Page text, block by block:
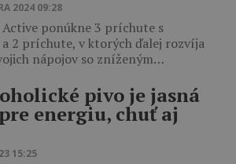
2024 09:28
Active ponúkne 3 príchute s
2 príchute, v ktorých ďalej rozvíja
nápojov so zníženým…
pivo je jasná
energiu, chuť aj
15:25